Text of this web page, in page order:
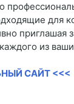
для
из
САЙТ <<<